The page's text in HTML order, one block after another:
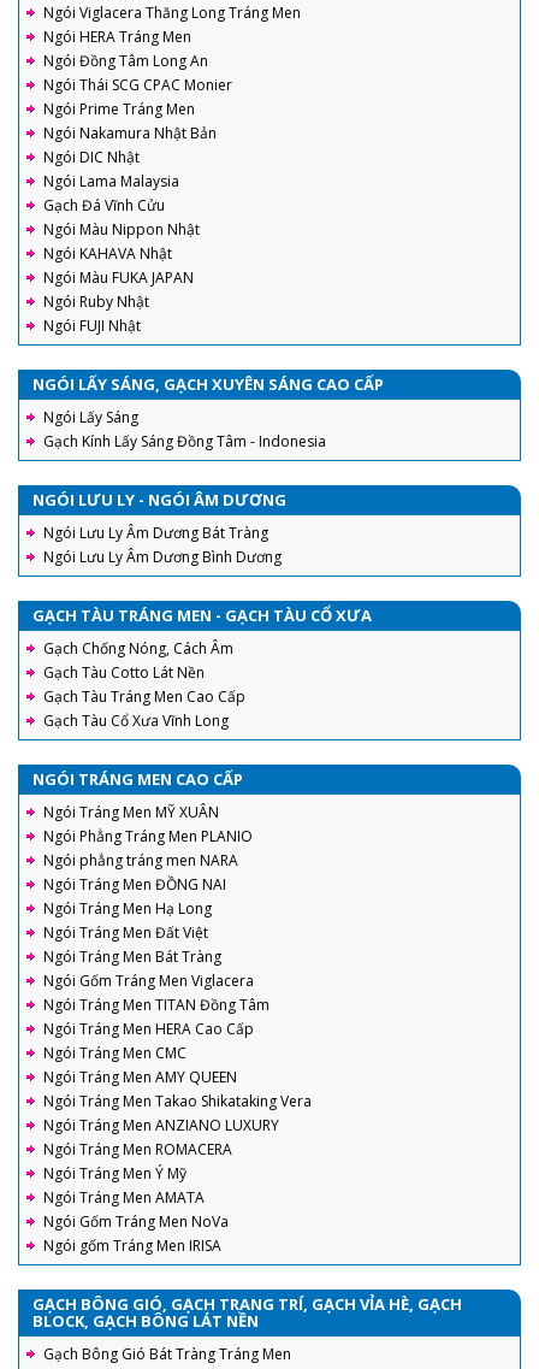
Ngói Viglacera Thăng Long Tráng Men
Ngói HERA Tráng Men
Ngói Đồng Tâm Long An
Ngói Thái SCG CPAC Monier
Ngói Prime Tráng Men
Ngói Nakamura Nhật Bản
Ngói DIC Nhật
Ngói Lama Malaysia
Gạch Đá Vĩnh Cửu
Ngói Màu Nippon Nhật
Ngói KAHAVA Nhật
Ngói Màu FUKA JAPAN
Ngói Ruby Nhật
Ngói FUJI Nhật
NGÓI LẤY SÁNG, GẠCH XUYÊN SÁNG CAO CẤP
Ngói Lấy Sáng
Gạch Kính Lấy Sáng Đồng Tâm - Indonesia
NGÓI LƯU LY - NGÓI ÂM DƯƠNG
Ngói Lưu Ly Âm Dương Bát Tràng
Ngói Lưu Ly Âm Dương Bình Dương
GẠCH TÀU TRÁNG MEN - GẠCH TÀU CỔ XƯA
Gạch Chống Nóng, Cách Âm
Gạch Tàu Cotto Lát Nền
Gạch Tàu Tráng Men Cao Cấp
Gạch Tàu Cổ Xưa Vĩnh Long
NGÓI TRÁNG MEN CAO CẤP
Ngói Tráng Men MỸ XUÂN
Ngói Phẳng Tráng Men PLANIO
Ngói phẳng tráng men NARA
Ngói Tráng Men ĐỒNG NAI
Ngói Tráng Men Hạ Long
Ngói Tráng Men Đất Việt
Ngói Tráng Men Bát Tràng
Ngói Gốm Tráng Men Viglacera
Ngói Tráng Men TITAN Đồng Tâm
Ngói Tráng Men HERA Cao Cấp
Ngói Tráng Men CMC
Ngói Tráng Men AMY QUEEN
Ngói Tráng Men Takao Shikataking Vera
Ngói Tráng Men ANZIANO LUXURY
Ngói Tráng Men ROMACERA
Ngói Tráng Men Ý Mỹ
Ngói Tráng Men AMATA
Ngói Gốm Tráng Men NoVa
Ngói gốm Tráng Men IRISA
GẠCH BÔNG GIÓ, GẠCH TRANG TRÍ, GẠCH VỈA HÈ, GẠCH
BLOCK, GẠCH BÔNG LÁT NỀN
Gạch Bông Gió Bát Tràng Tráng Men